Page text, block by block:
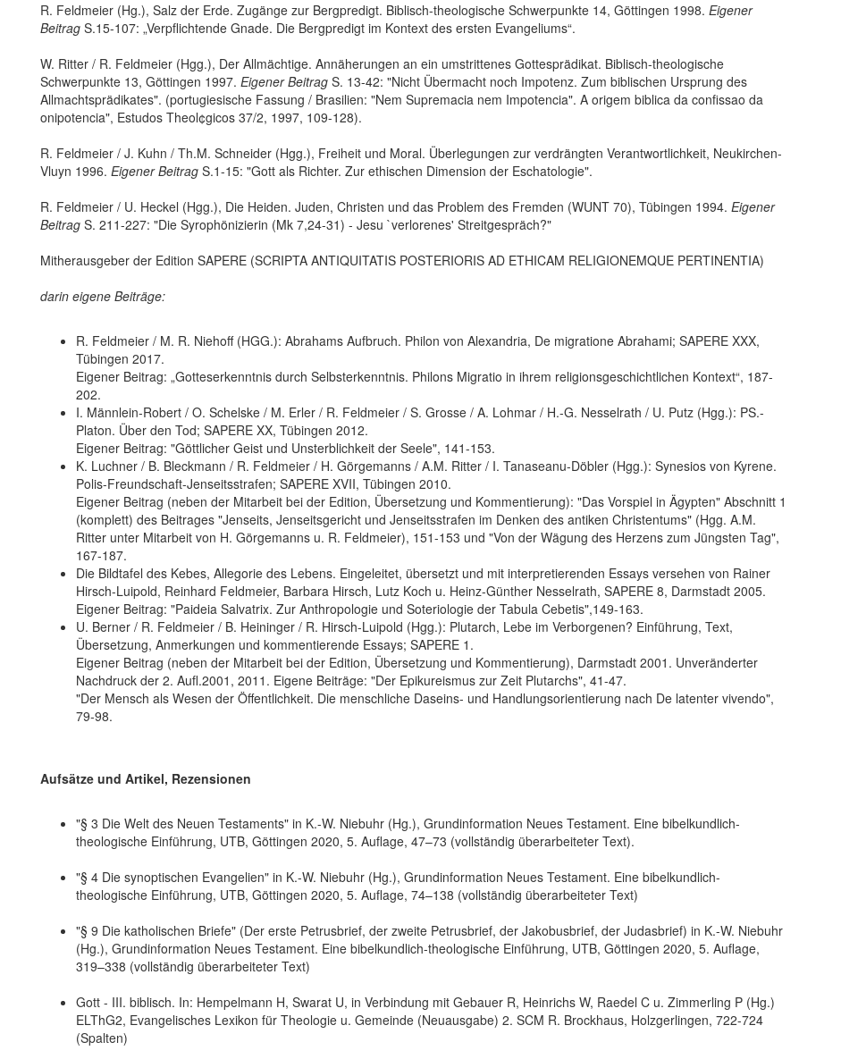
R. Feldmeier (Hg.), Salz der Erde. Zugänge zur Bergpredigt. Biblisch-theologische Schwerpunkte 14, Göttingen 1998. Eigener
Beitrag S.15-107: „Verpflichtende Gnade. Die Bergpredigt im Kontext des ersten Evangeliums“.
W. Ritter / R. Feldmeier (Hgg.), Der Allmächtige. Annäherungen an ein umstrittenes Gottesprädikat. Biblisch-theologische
Schwerpunkte 13, Göttingen 1997. Eigener Beitrag S. 13-42: "Nicht Übermacht noch Impotenz. Zum biblischen Ursprung des
Allmachtsprädikates". (portugiesische Fassung / Brasilien: "Nem Supremacia nem Impotencia". A origem biblica da confissao da
onipotencia", Estudos Theol¢gicos 37/2, 1997, 109-128).
R. Feldmeier / J. Kuhn / Th.M. Schneider (Hgg.), Freiheit und Moral. Überlegungen zur verdrängten Verantwortlichkeit, Neukirchen-
Vluyn 1996. Eigener Beitrag S.1-15: "Gott als Richter. Zur ethischen Dimension der Eschatologie".
R. Feldmeier / U. Heckel (Hgg.), Die Heiden. Juden, Christen und das Problem des Fremden (WUNT 70), Tübingen 1994. Eigener
Beitrag S. 211-227: "Die Syrophönizierin (Mk 7,24-31) - Jesu `verlorenes' Streitgespräch?"
Mitherausgeber der Edition SAPERE (SCRIPTA ANTIQUITATIS POSTERIORIS AD ETHICAM RELIGIONEMQUE PERTINENTIA)
darin eigene Beiträge:
R. Feldmeier / M. R. Niehoff (HGG.): Abrahams Aufbruch. Philon von Alexandria, De migratione Abrahami; SAPERE XXX,
Tübingen 2017.
Eigener Beitrag: „Gotteserkenntnis durch Selbsterkenntnis. Philons Migratio in ihrem religionsgeschichtlichen Kontext“, 187-
202.
I. Männlein-Robert / O. Schelske / M. Erler / R. Feldmeier / S. Grosse / A. Lohmar / H.-G. Nesselrath / U. Putz (Hgg.): PS.-
Platon. Über den Tod; SAPERE XX, Tübingen 2012.
Eigener Beitrag: "Göttlicher Geist und Unsterblichkeit der Seele", 141-153.
K. Luchner / B. Bleckmann / R. Feldmeier / H. Görgemanns / A.M. Ritter / I. Tanaseanu-Döbler (Hgg.): Synesios von Kyrene.
Polis-Freundschaft-Jenseitsstrafen; SAPERE XVII, Tübingen 2010.
Eigener Beitrag (neben der Mitarbeit bei der Edition, Übersetzung und Kommentierung): "Das Vorspiel in Ägypten" Abschnitt 1
(komplett) des Beitrages "Jenseits, Jenseitsgericht und Jenseitsstrafen im Denken des antiken Christentums" (Hgg. A.M.
Ritter unter Mitarbeit von H. Görgemanns u. R. Feldmeier), 151-153 und "Von der Wägung des Herzens zum Jüngsten Tag",
167-187.
Die Bildtafel des Kebes, Allegorie des Lebens. Eingeleitet, übersetzt und mit interpretierenden Essays versehen von Rainer
Hirsch-Luipold, Reinhard Feldmeier, Barbara Hirsch, Lutz Koch u. Heinz-Günther Nesselrath, SAPERE 8, Darmstadt 2005.
Eigener Beitrag: "Paideia Salvatrix. Zur Anthropologie und Soteriologie der Tabula Cebetis",149-163.
U. Berner / R. Feldmeier / B. Heininger / R. Hirsch-Luipold (Hgg.): Plutarch, Lebe im Verborgenen? Einführung, Text,
Übersetzung, Anmerkungen und kommentierende Essays; SAPERE 1.
Eigener Beitrag (neben der Mitarbeit bei der Edition, Übersetzung und Kommentierung), Darmstadt 2001. Unveränderter
Nachdruck der 2. Aufl.2001, 2011. Eigene Beiträge: "Der Epikureismus zur Zeit Plutarchs", 41-47.
"Der Mensch als Wesen der Öffentlichkeit. Die menschliche Daseins- und Handlungsorientierung nach De latenter vivendo",
79-98.
Aufsätze und Artikel, Rezensionen
"§ 3 Die Welt des Neuen Testaments" in K.-W. Niebuhr (Hg.), Grundinformation Neues Testament. Eine bibelkundlich-
theologische Einführung, UTB, Göttingen 2020, 5. Auflage, 47–73 (vollständig überarbeiteter Text).
"§ 4 Die synoptischen Evangelien" in K.-W. Niebuhr (Hg.), Grundinformation Neues Testament. Eine bibelkundlich-
theologische Einführung, UTB, Göttingen 2020, 5. Auflage, 74–138 (vollständig überarbeiteter Text)
"§ 9 Die katholischen Briefe" (Der erste Petrusbrief, der zweite Petrusbrief, der Jakobusbrief, der Judasbrief) in K.-W. Niebuhr
(Hg.), Grundinformation Neues Testament. Eine bibelkundlich-theologische Einführung, UTB, Göttingen 2020, 5. Auflage,
319–338 (vollständig überarbeiteter Text)
Gott - III. biblisch. In: Hempelmann H, Swarat U, in Verbindung mit Gebauer R, Heinrichs W, Raedel C u. Zimmerling P (Hg.)
ELThG2, Evangelisches Lexikon für Theologie u. Gemeinde (Neuausgabe) 2. SCM R. Brockhaus, Holzgerlingen, 722-724
(Spalten)